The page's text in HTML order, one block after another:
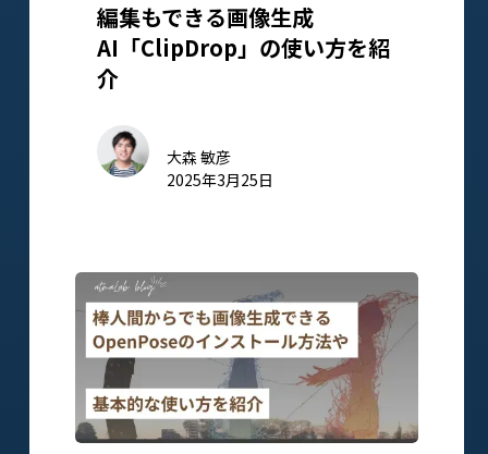
編集もできる画像生成
AI「ClipDrop」の使い方を紹
介
大森 敏彦
2025年3月25日